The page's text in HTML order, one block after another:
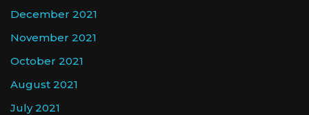
December 2021
November 2021
October 2021
August 2021
July 2021